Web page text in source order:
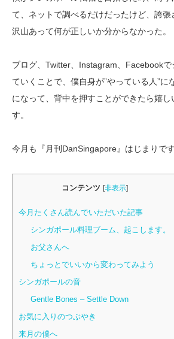
て、ネットで調べるだけだったけど、誇張
沢山あって何が正しいか分からなかった。
ブログ、Twitter、Instagram、Facebookで
ていくことで、僕自身が”やっている人”に
になって、背中を押すことができたら嬉し
す。
今月も『月刊DanSingapore』はじまりです
コンテンツ [非表示]
今月たくさん読んでいただいた記事
シンガポール料理ブーム、起こします。
お父さんへ
ちょっとでいいから変わってみよう
シンガポールの音
Gentle Bones – Settle Down
お気に入りのつぶやき
来月の僕へ